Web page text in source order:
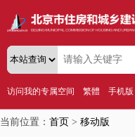
访问我的专属空间 繁體 手机版
当前位置： 首页 > 移动版